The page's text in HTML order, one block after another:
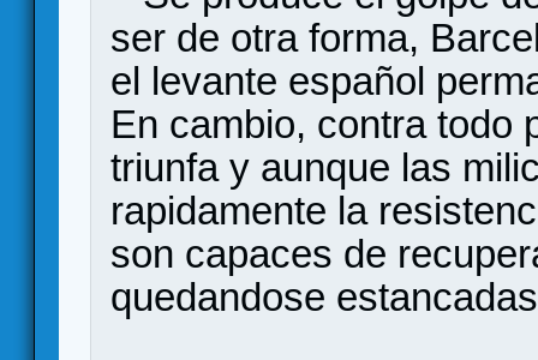
ser de otra forma,
el levante español
En cambio, contra todo
triunfa y aunque las
rapidamente la
son capaces de
quedandose